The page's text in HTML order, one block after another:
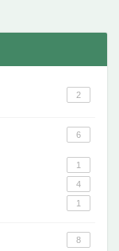
2
6
1
4
1
8